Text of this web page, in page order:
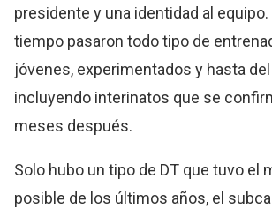
presidente y una identidad al
tiempo pasaron todo tipo de
jóvenes, experimentados y hasta
incluyendo interinatos que se
meses después.
Solo hubo un tipo de DT que tuvo el
posible de los últimos años, el